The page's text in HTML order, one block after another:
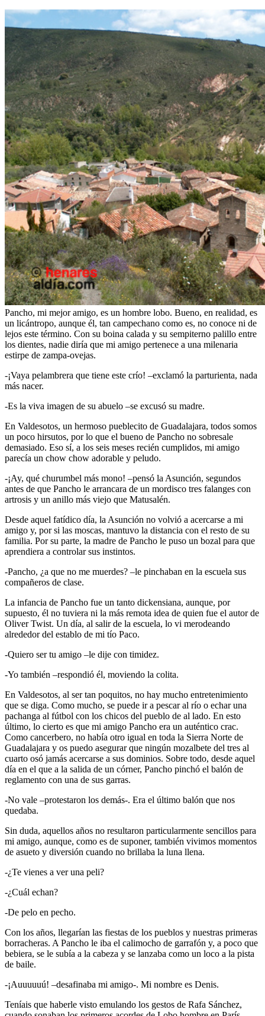
Pancho, mi mejor amigo, es un hombre lobo. Bueno, en realidad, es
un licántropo, aunque él, tan campechano como es, no conoce ni de
lejos este término. Con su boina calada y su sempiterno palillo entre
los dientes, nadie diría que mi amigo pertenece a una milenaria
estirpe de zampa-ovejas.
-¡Vaya pelambrera que tiene este crío! –exclamó la parturienta, nada
más nacer.
-Es la viva imagen de su abuelo –se excusó su madre.
En Valdesotos, un hermoso pueblecito de Guadalajara, todos somos
un poco hirsutos, por lo que el bueno de Pancho no sobresale
demasiado. Eso sí, a los seis meses recién cumplidos, mi amigo
parecía un chow chow adorable y peludo.
-¡Ay, qué churumbel más mono! –pensó la Asunción, segundos
antes de que Pancho le arrancara de un mordisco tres falanges con
artrosis y un anillo más viejo que Matusalén.
Desde aquel fatídico día, la Asunción no volvió a acercarse a mi
amigo y, por si las moscas, mantuvo la distancia con el resto de su
familia. Por su parte, la madre de Pancho le puso un bozal para que
aprendiera a controlar sus instintos.
-Pancho, ¿a que no me muerdes? –le pinchaban en la escuela sus
compañeros de clase.
La infancia de Pancho fue un tanto dickensiana, aunque, por
supuesto, él no tuviera ni la más remota idea de quien fue el autor de
Oliver Twist. Un día, al salir de la escuela, lo vi merodeando
alrededor del establo de mi tío Paco.
-Quiero ser tu amigo –le dije con timidez.
-Yo también –respondió él, moviendo la colita.
En Valdesotos, al ser tan poquitos, no hay mucho entretenimiento
que se diga. Como mucho, se puede ir a pescar al río o echar una
pachanga al fútbol con los chicos del pueblo de al lado. En esto
último, lo cierto es que mi amigo Pancho era un auténtico crac.
Como cancerbero, no había otro igual en toda la Sierra Norte de
Guadalajara y os puedo asegurar que ningún mozalbete del tres al
cuarto osó jamás acercarse a sus dominios. Sobre todo, desde aquel
día en el que a la salida de un córner, Pancho pinchó el balón de
reglamento con una de sus garras.
-No vale –protestaron los demás-. Era el último balón que nos
quedaba.
Sin duda, aquellos años no resultaron particularmente sencillos para
mi amigo, aunque, como es de suponer, también vivimos momentos
de asueto y diversión cuando no brillaba la luna llena.
-¿Te vienes a ver una peli?
-¿Cuál echan?
-De pelo en pecho.
Con los años, llegarían las fiestas de los pueblos y nuestras primeras
borracheras. A Pancho le iba el calimocho de garrafón y, a poco que
bebiera, se le subía a la cabeza y se lanzaba como un loco a la pista
de baile.
-¡Auuuuuú! –desafinaba mi amigo-. Mi nombre es Denis.
Teníais que haberle visto emulando los gestos de Rafa Sánchez,